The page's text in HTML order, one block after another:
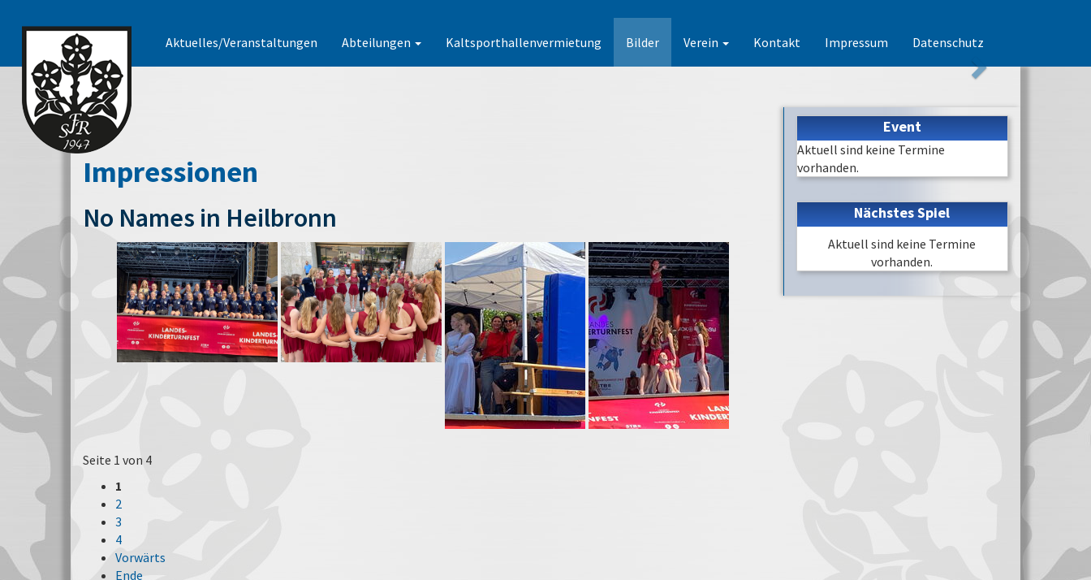
Aktuelles/Veranstaltungen Abteilungen Kaltsporthallenvermietung Bilder Verein Kontakt Impressum Datenschutz
Impressionen
No Names in Heilbronn
Seite 1 von 4
1
2
3
4
Vorwärts
Ende
Event
Aktuell sind keine Termine
vorhanden.
Nächstes Spiel
Aktuell sind keine Termine
vorhanden.